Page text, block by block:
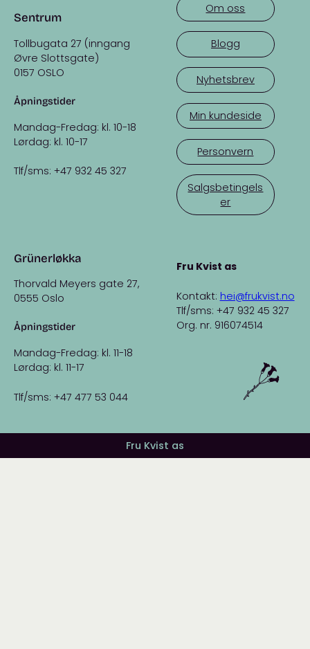
Sentrum
Tollbugata 27 (inngang
Øvre Slottsgate)
0157 OSLO
Åpningstider
Mandag-Fredag: kl. 10-18
Lørdag: kl. 10-17
Tlf/sms: +47 932 45 327
Grünerløkka
Thorvald Meyers gate 27,
0555 Oslo
Åpningstider
Mandag-Fredag: kl. 11-18
Lørdag: kl. 11-17
Tlf/sms: +47 477 53 044
Om oss
Blogg
Nyhetsbrev
Min kundeside
Personvern
Salgsbetingels
er
Fru Kvist as
Kontakt: hei@frukvist.no
Tlf/sms: +47 932 45 327
Org. nr. 916074514
Fru Kvist as